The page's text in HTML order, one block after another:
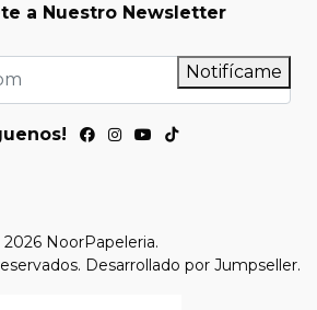
a Nuestro Newsletter
Notifícame
NoorPapeleria.
Desarrollado por Jumpseller.